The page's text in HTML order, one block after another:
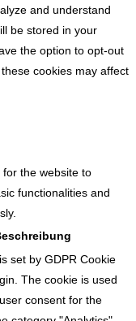
and understand
be stored in your
the option to opt-out
cookies may affect
the website to
functionalities and
set by GDPR Cookie
The cookie is used
consent for the